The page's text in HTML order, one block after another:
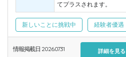
てプラスされます。
新しいことに挑戦中 経験者優遇
情報掲載日 2026.07.31 詳細を見る